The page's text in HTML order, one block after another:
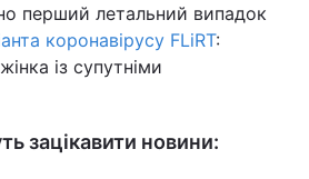
перший летальний випадок
коронавірусу FLiRT:
із супутніми
зацікавити новини: